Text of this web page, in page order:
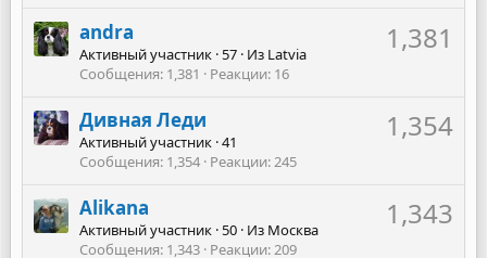
1,381
andra
Активный участник · 57 · Из Latvia
Сообщения 1,381 Реакции 16
1,354
Дивная Леди
Активный участник ·41
Сообщения 1,354 Реакции 245
1,343
Alikana
Активный участник · 50 · Из Москва
Сообщения 1,343 Реакции 209